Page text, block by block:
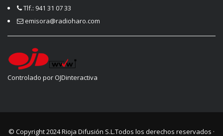
Tlf.: 941 31 07 33
emisora@radioharo.com
Controlado por OJDinteractiva
© Copyright 2024Rioja Difusión S.L.Todos los derechos reservados ·